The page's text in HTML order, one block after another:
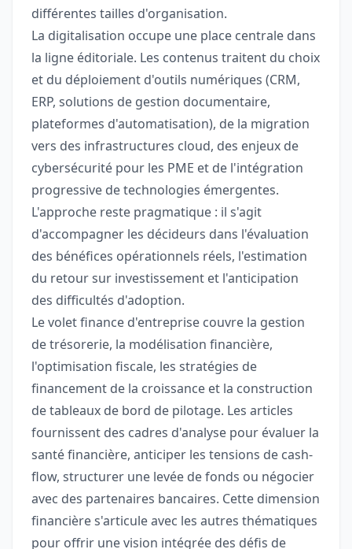
différentes tailles d'organisation.
La digitalisation occupe une place centrale dans
la ligne éditoriale. Les contenus traitent du choix
et du déploiement d'outils numériques (CRM,
ERP, solutions de gestion documentaire,
plateformes d'automatisation), de la migration
vers des infrastructures cloud, des enjeux de
cybersécurité pour les PME et de l'intégration
progressive de technologies émergentes.
L'approche reste pragmatique : il s'agit
d'accompagner les décideurs dans l'évaluation
des bénéfices opérationnels réels, l'estimation
du retour sur investissement et l'anticipation
des difficultés d'adoption.
Le volet finance d'entreprise couvre la gestion
de trésorerie, la modélisation financière,
l'optimisation fiscale, les stratégies de
financement de la croissance et la construction
de tableaux de bord de pilotage. Les articles
fournissent des cadres d'analyse pour évaluer la
santé financière, anticiper les tensions de cash-
flow, structurer une levée de fonds ou négocier
avec des partenaires bancaires. Cette dimension
financière s'articule avec les autres thématiques
pour offrir une vision intégrée des défis de